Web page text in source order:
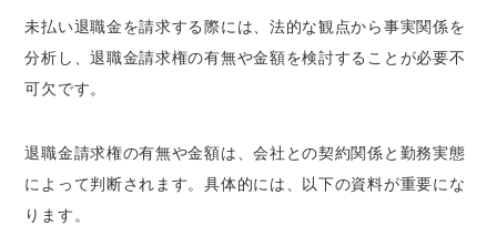
未払い退職金を請求する際には、法的な観点から事実関係を
分析し、退職金請求権の有無や金額を検討することが必要不
可欠です。
退職金請求権の有無や金額は、会社との契約関係と勤務実態
によって判断されます。具体的には、以下の資料が重要にな
ります。